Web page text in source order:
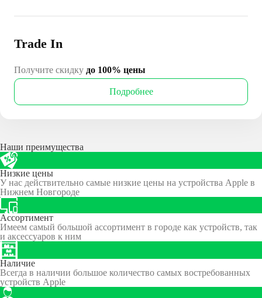
Trade In
Получите скидку до 100% цены
Подробнее
Наши преимущества
Низкие цены
У нас действительно самые низкие цены на устройства Apple в
Нижнем Новгороде
Ассортимент
Имеем самый большой ассортимент в городе как устройств, так
и аксессуаров к ним
Наличие
Всегда в наличии большое количество самых востребованных
устройств Apple